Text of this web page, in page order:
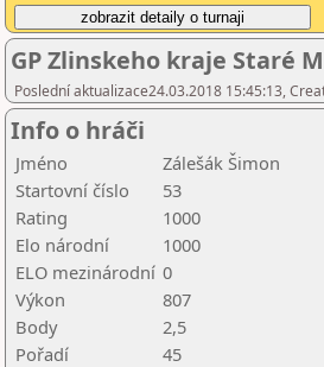
GP Zlinskeho kraje Staré
Poslední aktualizace24.03.2018 15:45:13,
Info o hráči
Jméno
Zálešák Šimon
Startovní číslo
53
Rating
1000
Elo národní
1000
ELO mezinárodní 0
Výkon
807
Body
2,5
Pořadí
45